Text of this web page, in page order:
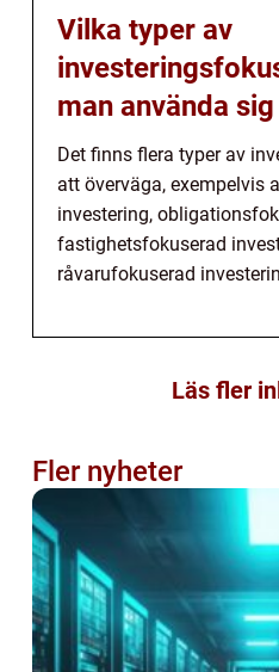
Vilka typer av
man använda sig
Det finns flera typer av
att överväga, exempelvis
investering,
fastighetsfokuserad
råvarufokuserad
Läs fler
Fler nyheter